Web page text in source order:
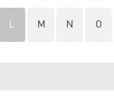
L M N O